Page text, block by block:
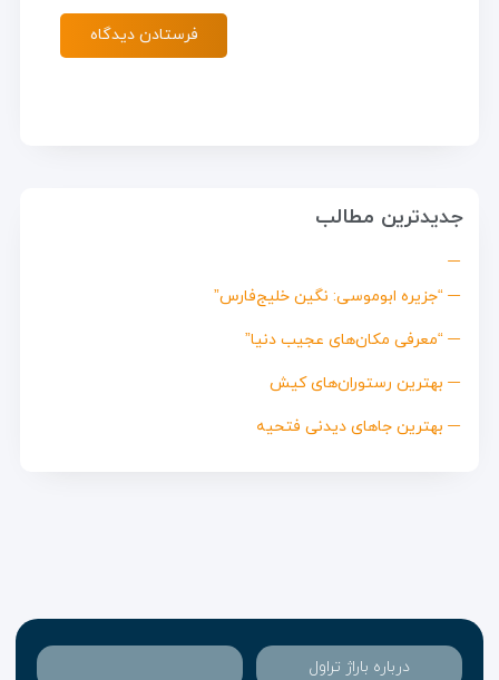
جدیدترین مطالب
“جزیره ابوموسی: نگین خلیج‌فارس”
“معرفی مکان‌های عجیب دنیا”
بهترین رستوران‌های کیش
بهترین جاهای دیدنی فتحیه
درباره باراژ تراول